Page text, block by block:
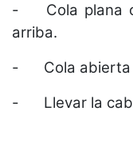
-
Cola plana
arriba.
-
Cola
-
Llevar la